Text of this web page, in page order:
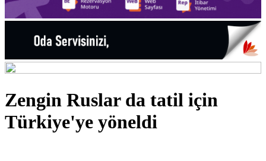
Zengin Ruslar da tatil için
Türkiye'ye yöneldi